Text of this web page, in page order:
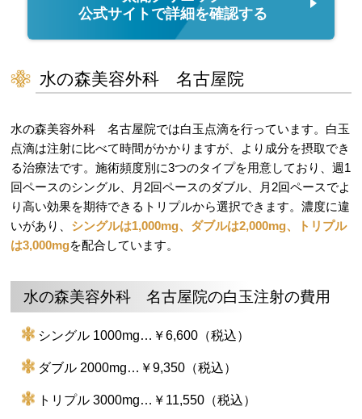
公式サイトで詳細を確認する
水の森美容外科 名古屋院
水の森美容外科 名古屋院では白玉点滴を行っています。白玉
点滴は注射に比べて時間がかかりますが、より成分を摂取でき
る治療法です。施術頻度別に3つのタイプを用意しており、週1
回ペースのシングル、月2回ペースのダブル、月2回ペースでよ
り高い効果を期待できるトリプルから選択できます。濃度に違
いがあり、 シングルは1,000mg、ダブルは2,000mg、トリプル
は3,000mgを配合しています。
水の森美容外科 名古屋院の白玉注射の費用
シングル 1000mg…￥6,600（税込）
ダブル 2000mg…￥9,350（税込）
トリプル 3000mg…￥11,550（税込）